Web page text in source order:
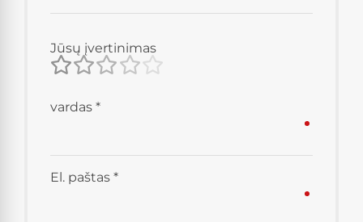
Jūsų įvertinimas
vardas *
El. paštas *